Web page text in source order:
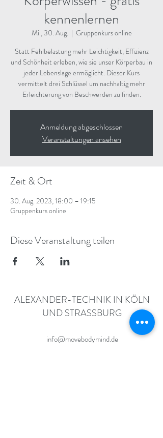
kennenlernen
Mi., 30. Aug.
  |
Gruppenkurs online
Statt Fehlbelastung mehr Leichtigkeit, Effizienz
und Schönheit erleben, wie sie unser Körperbau in
jeder Lebenslage ermöglicht. Dieser Kurs
vermittelt drei Schlüssel um nachhaltig mehr
Erleichterung von Beschwerden zu finden.
Anmeldung abgeschlossen
Veranstaltungen ansehen
Zeit & Ort
30. Aug. 2023, 18:00 – 19:15
Gruppenkurs online
Diese Veranstaltung teilen
ALEXANDER-TECHNIK IN KÖLN
UND STRASSBURG
info@movebodymind.de